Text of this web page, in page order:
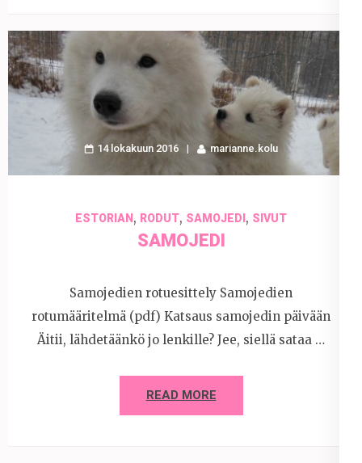
14 lokakuun 2016 marianne.kolu
ESTORIAN , RODUT, SAMOJEDI , SIVUT
SAMOJEDI
Samojedien rotuesittely Samojedien
rotumääritelmä (pdf) Katsaus samojedin päivään
Äitii, lähdetäänkö jo lenkille? Jee, siellä sataa …
READ MORE